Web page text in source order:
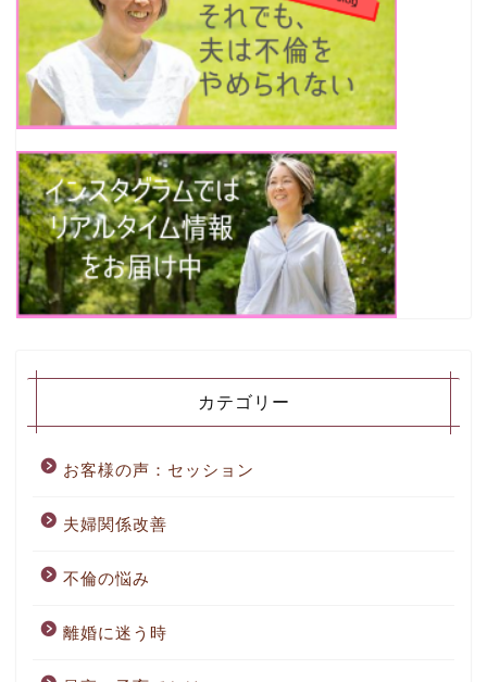
カテゴリー
お客様の声：セッション
夫婦関係改善
不倫の悩み
離婚に迷う時